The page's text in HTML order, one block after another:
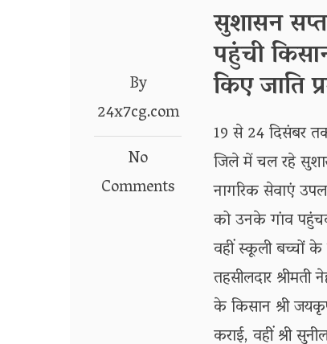
By
24x7cg.com
No
Comments
सुशासन
पहुंची
किए जाति
19 से 24 दिसंबर
जिले में चल रहे
नागरिक सेवाएं
को उनके गांव
वहीं स्कूली बच्चों के
तहसीलदार
के किसान श्री
कराई, वहीं श्री